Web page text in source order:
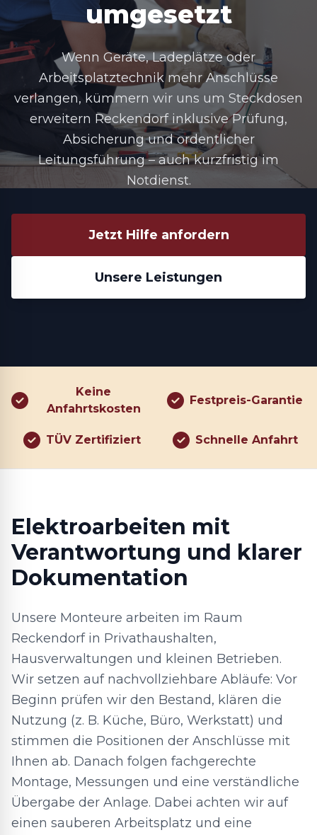
umgesetzt
Wenn Geräte, Ladeplätze oder
Arbeitsplatztechnik mehr Anschlüsse
verlangen, kümmern wir uns um Steckdosen
erweitern Reckendorfinklusive Prüfung,
Absicherung und ordentlicher
Leitungsführung – auch kurzfristig im
Notdienst.
Jetzt Hilfe anfordern
Unsere Leistungen
Keine
Anfahrtskosten
Festpreis-Garantie
TÜV Zertifiziert Schnelle Anfahrt
Elektroarbeiten mit
Verantwortung und klarer
Dokumentation
Unsere Monteure arbeiten im Raum
Reckendorf in Privathaushalten,
Hausverwaltungen und kleinen Betrieben.
Wir setzen auf nachvollziehbare Abläufe: Vor
Beginn prüfen wir den Bestand, klären die
Nutzung (z. B. Küche, Büro, Werkstatt) und
stimmen die Positionen der Anschlüsse mit
Ihnen ab. Danach folgen fachgerechte
Montage, Messungen und eine verständliche
Übergabe der Anlage. Dabei achten wir auf
einen sauberen Arbeitsplatz und eine